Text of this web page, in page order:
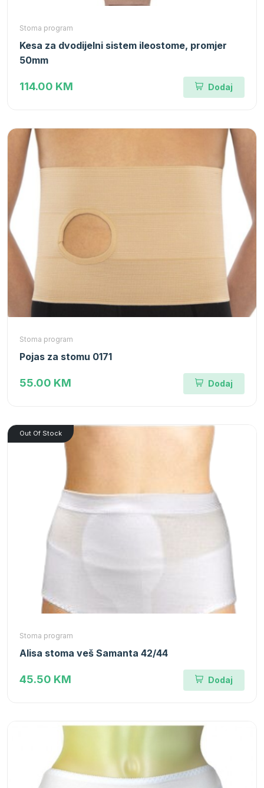
Stoma program
Kesa za dvodijelni sistem ileostome, promjer
50mm
114.00 KM Dodaj
Stoma program
Pojas za stomu 0171
55.00 KM Dodaj
Out Of Stock
Stoma program
Alisa stoma veš Samanta 42/44
45.50 KM Dodaj